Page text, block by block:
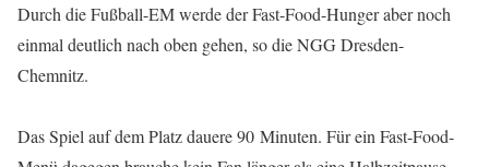
Durch die Fußball-EM werde der Fast-Food-Hunger aber noch
einmal deutlich nach oben gehen, so die NGG Dresden-
Chemnitz.
Das Spiel auf dem Platz dauere 90 Minuten. Für ein Fast-Food-